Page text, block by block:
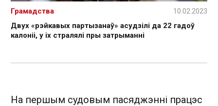
Двух «рэйкавых партызанаў» асудзілі да 22 гадоў
калоніі, у іх стралялі пры затрыманні
Грамадства 10.02.2023
На першым судовым пасяджэнні працэс